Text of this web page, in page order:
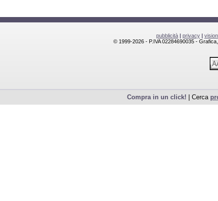
pubblicità | privacy |
© 1999-2026 - P.IVA 02284690035 -
Compra in un click! | Cerca